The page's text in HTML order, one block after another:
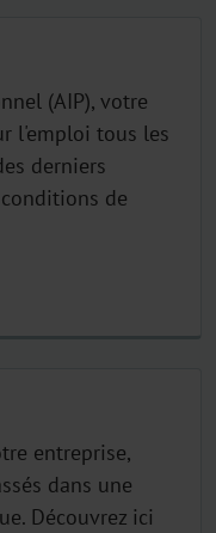
(AIP), votre
l'emploi tous les
derniers
de
entreprise,
dans une
Découvrez ici